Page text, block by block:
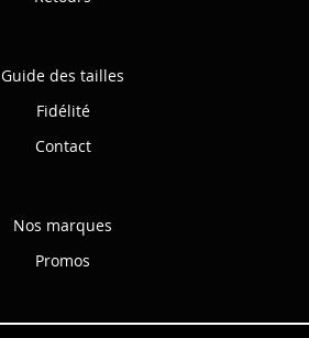
Guide des tailles
Fidélité
Contact
Nos marques
Promos